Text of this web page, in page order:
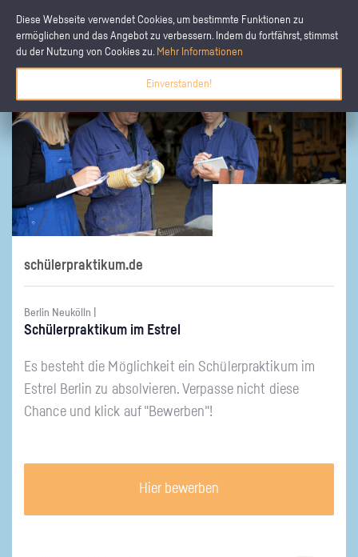
Diese Webseite verwendet Cookies, um bestimmte Funktionen zu
ermöglichen und das Angebot zu verbessern. Indem du fortfährst, stimmst
du der Nutzung von Cookies zu. Mehr Informationen
Einverstanden!
schülerpraktikum.de
Berlin Neukölln |
Schü­ler­prak­ti­kum im Est­rel
Es be­steht die Mög­lich­keit ein Schü­ler­prak­ti­kum im
Est­rel Ber­lin zu ab­sol­vie­ren. Ver­pas­se nicht diese
Chan­ce und klick auf "Be­wer­ben"!
Hier bewerben